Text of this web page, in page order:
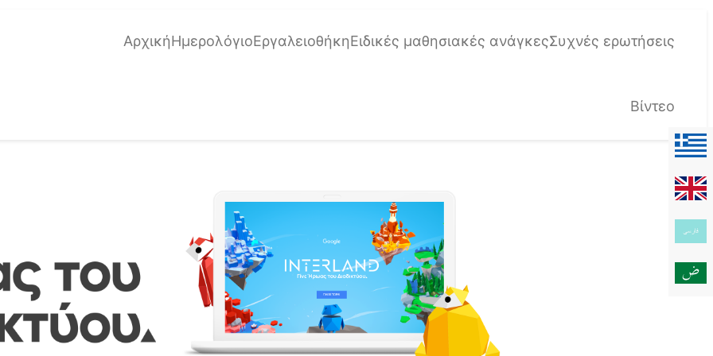
ΑρχικήΗμερολόγιοΕργαλειοθήκηΕιδικές μαθησιακές ανάγκεςΣυχνές ερωτήσεις
Βίντεο